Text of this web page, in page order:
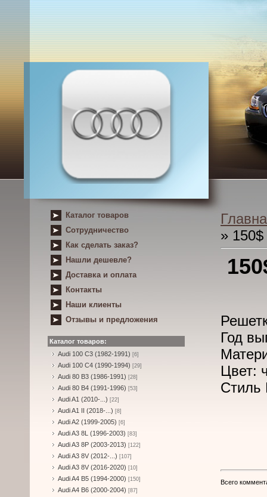
Каталог товаров
Сотрудничество
Как сделать заказ?
Нашли дешевле?
Доставка и оплата
Контакты
Наши клиенты
Отзывы и предложения
Каталог товаров:
Audi 100 C3 (1982-1991) [6]
Audi 100 C4 (1990-1994) [29]
Audi 80 B3 (1986-1991) [28]
Audi 80 B4 (1991-1996) [53]
Audi A1 (2010-...) [22]
Audi A1 II (2018-...) [8]
Audi A2 (1999-2005) [6]
Audi A3 8L (1996-2003) [83]
Audi A3 8P (2003-2013) [122]
Audi A3 8V (2012-...) [107]
Audi A3 8V (2016-2020) [10]
Audi A4 B5 (1994-2000) [150]
Audi A4 B6 (2000-2004) [87]
»
Год
Цвет:
Стиль
Всего